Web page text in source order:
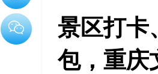
景区打
包，重庆